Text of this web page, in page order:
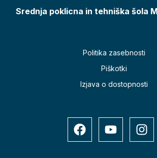
Srednja poklicna in tehniška šola
Politika zasebnosti
Piškotki
Izjava o dostopnosti